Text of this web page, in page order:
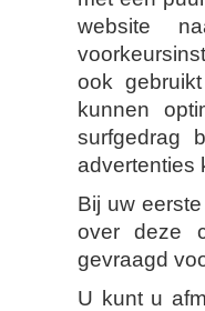
website
ook
kunnen
surfgedrag
advertenties
Bij uw
over deze
gevraagd
U kunt u